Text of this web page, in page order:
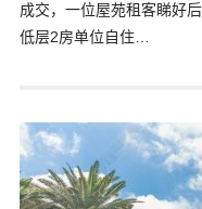
成交，一位屋苑租客睇好
低层2房单位自住…